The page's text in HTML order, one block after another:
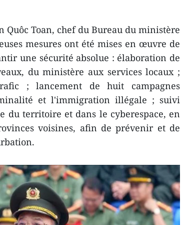
Quôc Toan, chef du Bureau du ministère
mesures ont été mises en œuvre de
une sécurité absolue : élaboration de
du ministère aux services locaux ;
; lancement de huit campagnes
et l'immigration illégale ; suivi
du territoire et dans le cyberespace, en
voisines, afin de prévenir et de